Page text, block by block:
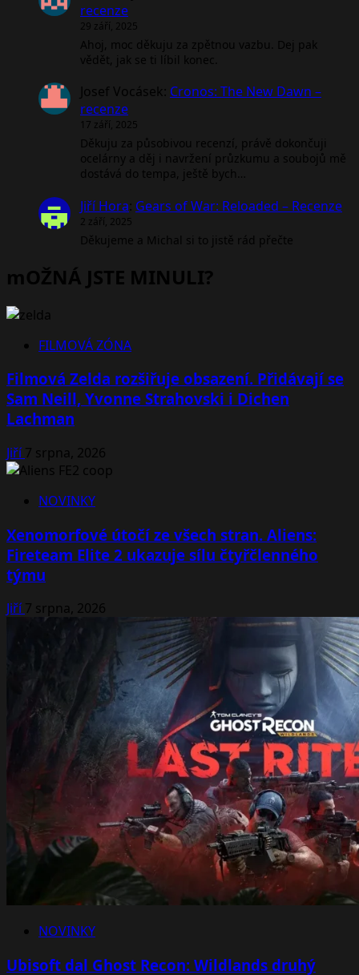
recenze
29 září, 2025
Ahoj, moc děkuju za zpětnou vazbu. Dej pak
vědět, jak se ti líbil konec.
Josef Vocásek: Cronos: The New Dawn –
recenze
17 září, 2025
Děkuju za působivou recenzí, právě dokončuji
ocelárny a děj i navržení průzkumu a soubojů mě
dostává do tempa, ještě bych…
Jiří Hora: Gears of War: Reloaded – Recenze
2 září, 2025
Děkujeme a Michal si to jistě rád přečte
mOŽNÁ JSTE MINULI?
FILMOVÁ ZÓNA
Filmová Zelda rozšiřuje obsazení. Přidávají se
Sam Neill, Yvonne Strahovski i Dichen
Lachman
Jiří7 srpna, 2026
NOVINKY
Xenomorfové útočí ze všech stran. Aliens:
Fireteam Elite 2 ukazuje sílu čtyřčlenného
týmu
Jiří7 srpna, 2026
NOVINKY
Ubisoft dal Ghost Recon: Wildlands druhý